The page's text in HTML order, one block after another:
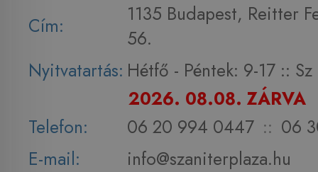
Cím:
1135 Budapest, Reitter
56.
Nyitvatartás: Hétfő - Péntek: 9-17 :: Sz
2026. 08.08. ZÁRVA
Telefon:
06 20 994 0447 :: 06
E-mail:
info@szaniterplaza.hu